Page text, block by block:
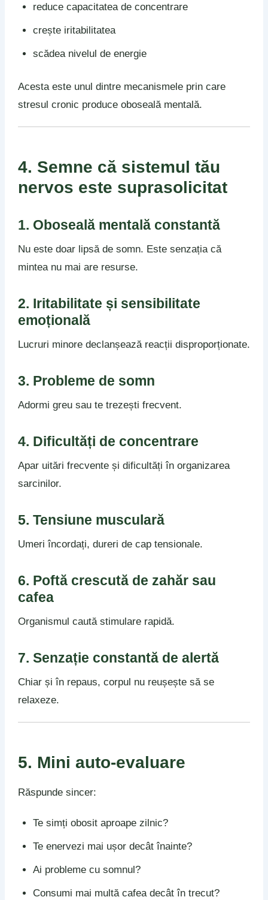
reduce capacitatea de concentrare
crește iritabilitatea
scădea nivelul de energie
Acesta este unul dintre mecanismele prin care
stresul cronic produce oboseală mentală.
4. Semne că sistemul tău
nervos este suprasolicitat
1. Oboseală mentală constantă
Nu este doar lipsă de somn. Este senzația că
mintea nu mai are resurse.
2. Iritabilitate și sensibilitate
emoțională
Lucruri minore declanșează reacții disproporționate.
3. Probleme de somn
Adormi greu sau te trezești frecvent.
4. Dificultăți de concentrare
Apar uitări frecvente și dificultăți în organizarea
sarcinilor.
5. Tensiune musculară
Umeri încordați, dureri de cap tensionale.
6. Poftă crescută de zahăr sau
cafea
Organismul caută stimulare rapidă.
7. Senzație constantă de alertă
Chiar și în repaus, corpul nu reușește să se
relaxeze.
5. Mini auto-evaluare
Răspunde sincer:
Te simți obosit aproape zilnic?
Te enervezi mai ușor decât înainte?
Ai probleme cu somnul?
Consumi mai multă cafea decât în trecut?